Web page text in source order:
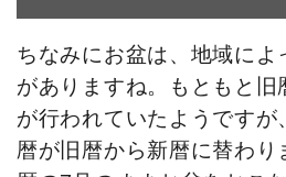
ちなみにお盆は、地域によ
がありますね。もともと旧
が行われていたようですが
暦が旧暦から新暦に替わり